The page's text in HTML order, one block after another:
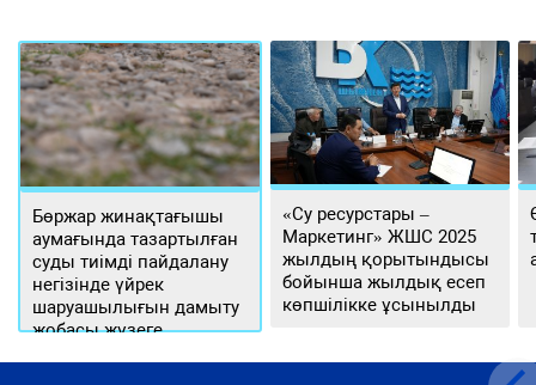
Бөржар жинақтағышы
аумағында тазартылған
суды тиімді пайдалану
негізінде үйрек
шаруашылығын дамыту
жобасы жүзеге
«Су ресурстары –
Маркетинг» ЖШС 2025
жылдың қорытындысы
бойынша жылдық есеп
көпшілікке ұсынылды